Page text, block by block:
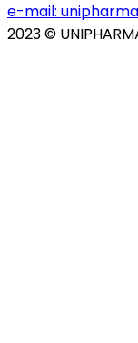
e-mail:
2023 ©